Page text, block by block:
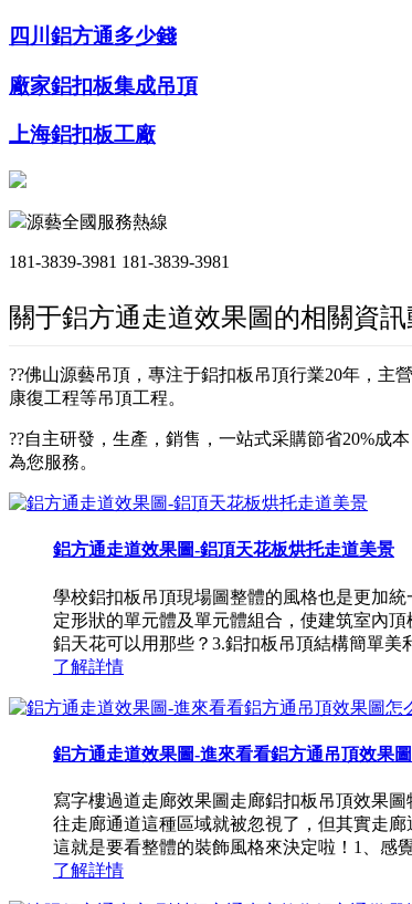
四川鋁方通多少錢
廠家鋁扣板集成吊頂
上海鋁扣板工廠
源藝全國服務熱線
181-3839-3981 181-3839-3981
關于鋁方通走道效果圖的相關資訊
??佛山源藝吊頂，專注于鋁扣板吊頂行業20年，
康復工程等吊頂工程。
??自主研發，生產，銷售，一站式采購節省20%成
為您服務。
鋁方通走道效果圖-鋁頂天花板烘托走道美景
學校鋁扣板吊頂現場圖整體的風格也是更加
定形狀的單元體及單元體組合，使建筑室內
鋁天花可以用那些？3.鋁扣板吊頂結構簡單
了解詳情
鋁方通走道效果圖-進來看看鋁方通吊頂效果
寫字樓過道走廊效果圖走廊鋁扣板吊頂效果
往走廊通道這種區域就被忽視了，但其實走
這就是要看整體的裝飾風格來決定啦！1、感
了解詳情